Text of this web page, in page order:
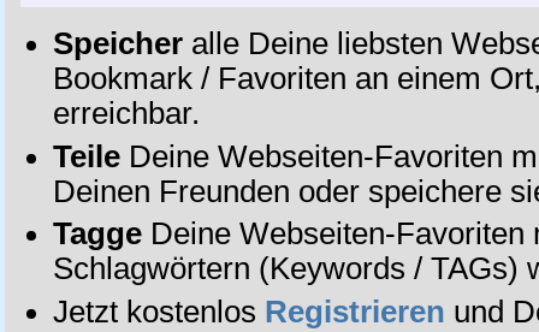
Speicher alle Deine liebsten
Bookmark / Favoriten an einem
erreichbar.
Teile Deine Webseiten-Favoriten
Deinen Freunden oder speichere
Tagge Deine Webseiten-Favoriten
Schlagwörtern (Keywords / TAGs)
Jetzt kostenlos Registrieren und